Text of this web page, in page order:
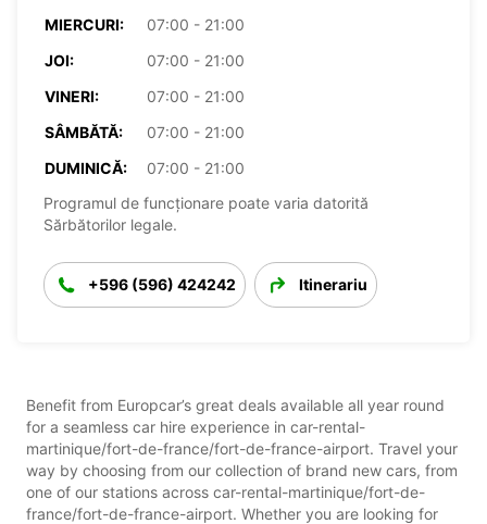
MIERCURI:
07:00 - 21:00
JOI:
07:00 - 21:00
VINERI:
07:00 - 21:00
SÂMBĂTĂ:
07:00 - 21:00
DUMINICĂ:
07:00 - 21:00
Programul de funcționare poate varia datorită
Sărbătorilor legale.
+596 (596) 424242 Itinerariu
Benefit from Europcar’s great deals available all year round
for a seamless car hire experience in car-rental-
martinique/fort-de-france/fort-de-france-airport. Travel your
way by choosing from our collection of brand new cars, from
one of our stations across car-rental-martinique/fort-de-
france/fort-de-france-airport. Whether you are looking for